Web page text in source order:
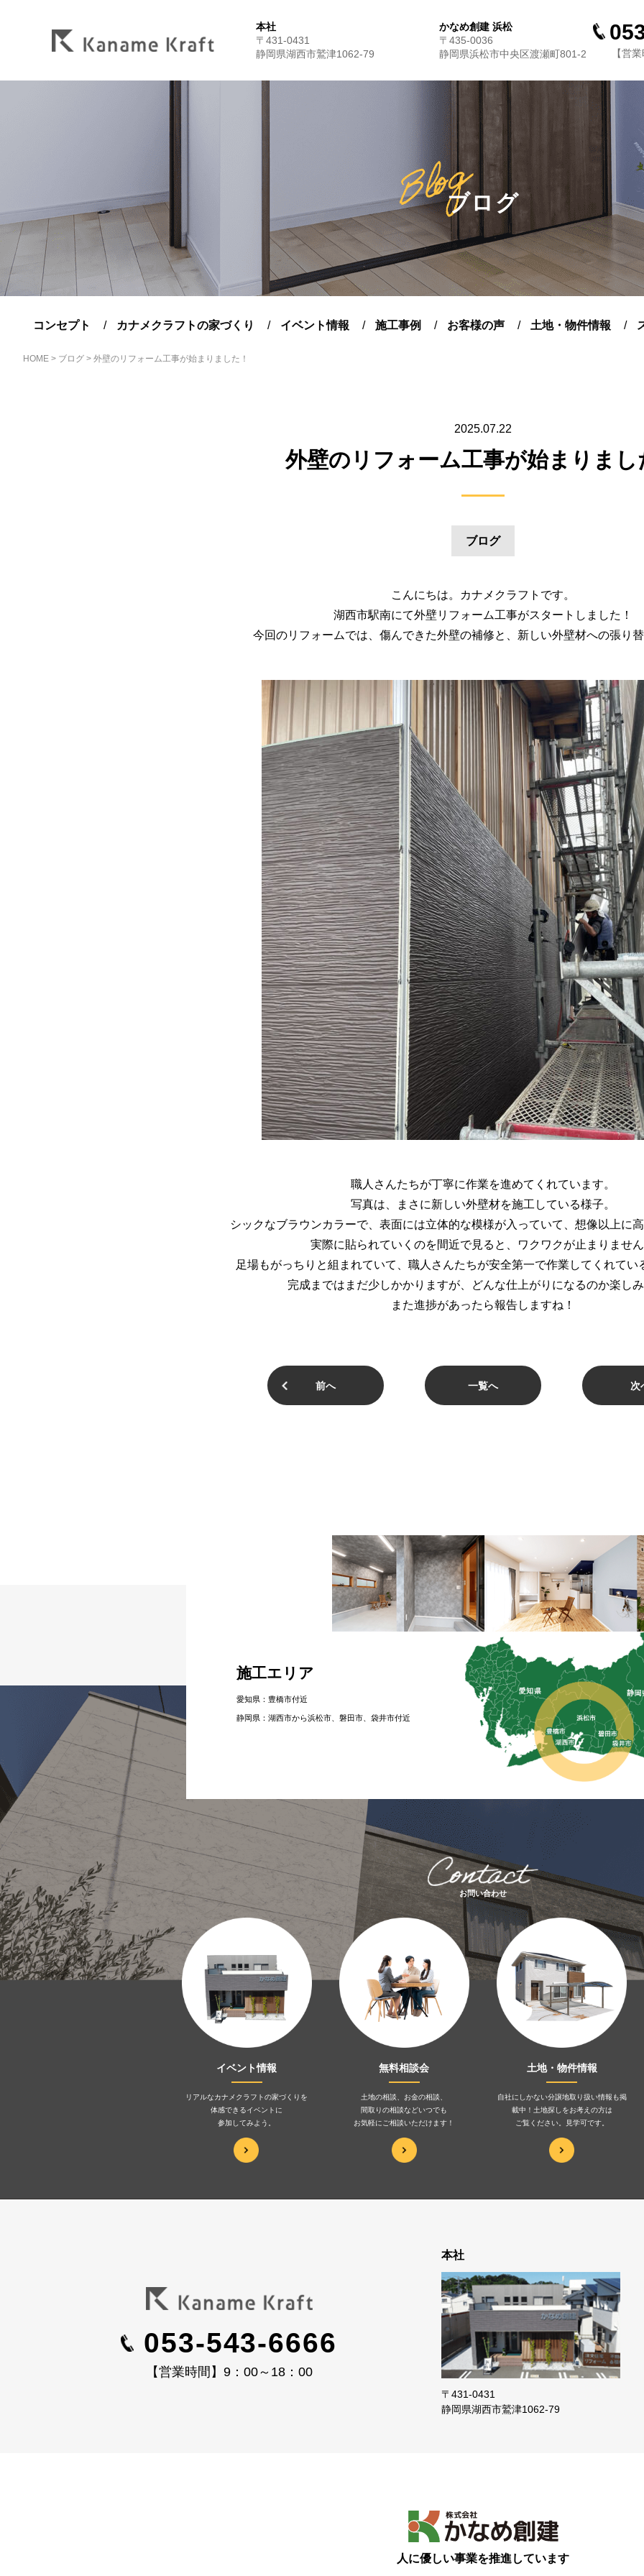
本社
〒431-0431
静岡県湖西市鷲津1062-79
かなめ創建 浜松
〒435-0036
静岡県浜松市中央区渡瀬町801-2
【営
ブログ
コンセプト カナメクラフトの家づくり イベント情報 施工事例 お客様の声 土地・物件情報
HOME > ブログ > 外壁のリフォーム工事が始まりました！
2025.07.22
外壁のリフォーム工事が始まりまし
ブログ
こんにちは。カナメクラフトです。
湖西市駅南にて外壁リフォーム工事がスタートしました！
今回のリフォームでは、傷んできた外壁の補修と、新しい外壁材への張り
職人さんたちが丁寧に作業を進めてくれています。
写真は、まさに新しい外壁材を施工している様子。
シックなブラウンカラーで、表面には立体的な模様が入っていて、想像以上に
実際に貼られていくのを間近で見ると、ワクワクが止まりませ
足場もがっちりと組まれていて、職人さんたちが安全第一で作業してくれてい
完成まではまだ少しかかりますが、どんな仕上がりになるのか楽し
また進捗があったら報告しますね！
前へ 一覧へ 次
施工エリア
愛知県：豊橋市付近
静岡県：湖⻄市から浜松市、磐⽥市、袋井市付近
お問い合わせ
イベント情報
リアルなカナメクラフトの家づくりを
体感できるイベントに
参加してみよう。
無料相談会
土地の相談、お金の相談、
間取りの相談などいつでも
お気軽にご相談いただけます！
土地・物件情報
自社にしかない分譲地取り扱い情報も掲
載中！土地探しをお考えの方は
ご覧ください。見学可です。
053-543-6666
【営業時間】9：00～18：00
本社
〒431-0431
静岡県湖西市鷲津1062-79
人に優しい事業を推進しています